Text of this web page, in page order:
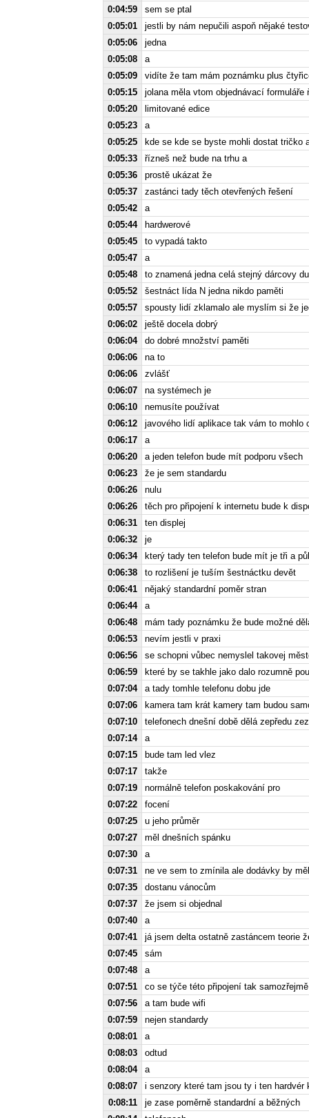
0:04:59
sem se ptal
0:05:01
jestli by nám nepučili aspoň nějaké
0:05:06
jedna
0:05:08
a
0:05:09
vidíte že tam mám poznámku plus
0:05:15
jolana měla vtom objednávací formuláře
0:05:20
limitované edice
0:05:23
a
0:05:25
kde se kde se byste mohli dostat tričko
0:05:33
řízneš než bude na trhu a
0:05:36
prostě ukázat že
0:05:37
zastánci tady těch otevřených řešení
0:05:42
a
0:05:44
hardwerové
0:05:45
to vypadá takto
0:05:47
a
0:05:48
to znamená jedna celá stejný dárcovy
0:05:52
šestnáct lída N jedna nikdo paměti
0:05:57
spousty lidí zklamalo ale myslím si že
0:06:02
ještě docela dobrý
0:06:04
do dobré množství paměti
0:06:06
na to
0:06:06
zvlášť
0:06:07
na systémech je
0:06:10
nemusíte používat
0:06:12
javového lidí aplikace tak vám to mohlo
0:06:17
a
0:06:20
a jeden telefon bude mít podporu všech
0:06:23
že je sem standardu
0:06:26
nulu
0:06:26
těch pro připojení k internetu bude k
0:06:31
ten displej
0:06:32
je
0:06:34
který tady ten telefon bude mít je tři a
0:06:38
to rozlišení je tuším šestnáctku devět
0:06:41
nějaký standardní poměr stran
0:06:44
a
0:06:48
mám tady poznámku že bude možné
0:06:53
nevím jestli v praxi
0:06:56
se schopni vůbec nemyslel takovej
0:06:59
které by se takhle jako dalo rozumně
0:07:04
a tady tomhle telefonu dobu jde
0:07:06
kamera tam krát kamery tam budou
0:07:10
telefonech dnešní době dělá zepředu
0:07:14
a
0:07:15
bude tam led vlez
0:07:17
takže
0:07:19
normálně telefon poskakování pro
0:07:22
focení
0:07:25
u jeho průměr
0:07:27
měl dnešních spánku
0:07:30
a
0:07:31
ne ve sem to zmínila ale dodávky by
0:07:35
dostanu vánocům
0:07:37
že jsem si objednal
0:07:40
a
0:07:41
já jsem delta ostatně zastáncem teorie
0:07:45
sám
0:07:48
a
0:07:51
co se týče této připojení tak samozřejmě
0:07:56
a tam bude wifi
0:07:59
nejen standardy
0:08:01
a
0:08:03
odtud
0:08:04
a
0:08:07
i senzory které tam jsou ty i ten hardvér
0:08:11
je zase poměrně standardní a běžných